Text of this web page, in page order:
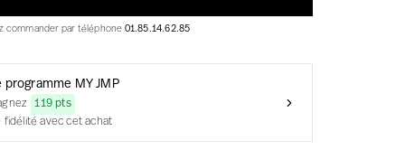
commander par téléphone 01.85.14.62.85
programme MY JMP
119 pts
fidélité avec cet achat